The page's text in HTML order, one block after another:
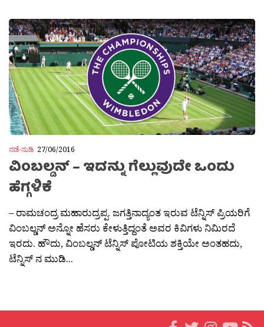
ನಡೆ-ನುಡಿ 27/06/2016
ವಿಂಬಲ್ಡನ್ – ಇದನ್ನು ಗೆಲ್ಲುವುದೇ ಒಂದು
ಹೆಗ್ಗಳಿಕೆ
– ರಾಮಚಂದ್ರ ಮಹಾರುದ್ರಪ್ಪ. ಜಗತ್ತಿನಾದ್ಯಂತ ಇರುವ ಟೆನ್ನಿಸ್ ಪ್ರಿಯರಿಗೆ
ವಿಂಬಲ್ಡನ್ ಅನ್ನೋ ಹೆಸರು ಕೇಳುತ್ತಿದ್ದಂತೆ ಅವರ ಕಿವಿಗಳು ನಿಮಿರದೆ
ಇರದು. ಹೌದು, ವಿಂಬಲ್ಡನ್ ಟೆನ್ನಿಸ್ ಪೋಟಿಯ ಶಕ್ತಿಯೇ ಅಂತಹದು,
ಟೆನ್ನಿಸ್ ನ ಮುಡಿ...